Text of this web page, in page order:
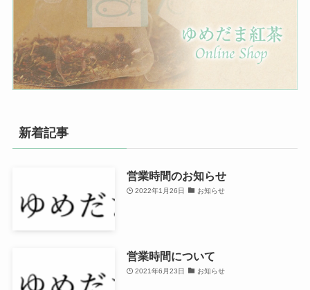
新着記事
営業時間のお知らせ
2022年1月26日 お知らせ
営業時間について
2021年6月23日 お知らせ